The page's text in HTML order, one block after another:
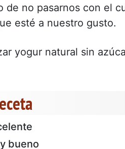
de no pasarnos con el
esté a nuestro gusto.
yogur natural sin
bueno